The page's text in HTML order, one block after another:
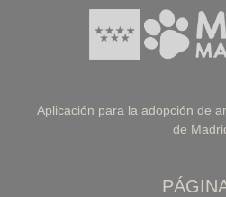
Aplicación para la adopción de
de